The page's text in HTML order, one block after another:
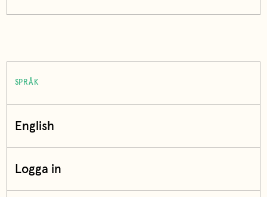
SPRÅK
English
Logga in